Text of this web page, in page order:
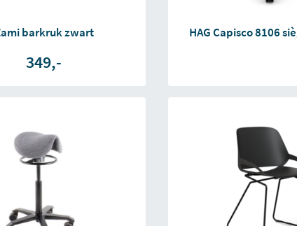
barkruk zwart
349,-
HAG Capisco 8106